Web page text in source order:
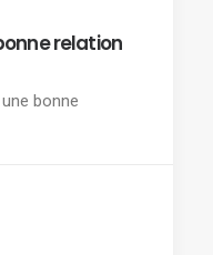
relation
bonne